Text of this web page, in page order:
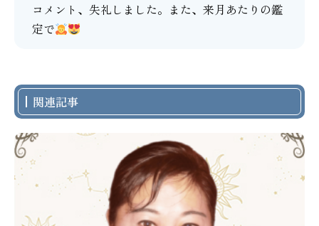
コメント、失礼しました。また、来月あたりの鑑
定で
関連記事